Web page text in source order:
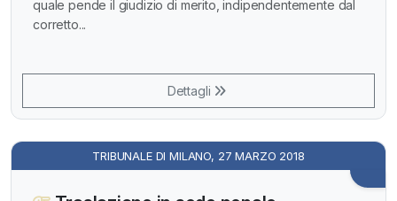
quale pende il giudizio di merito, indipendentemente dal
corretto...
Dettagli
TRIBUNALE DI MILANO, 27 MARZO 2018